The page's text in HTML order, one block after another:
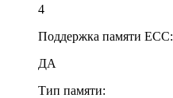
4
Поддержка памяти ECC:
ДА
Тип памяти: